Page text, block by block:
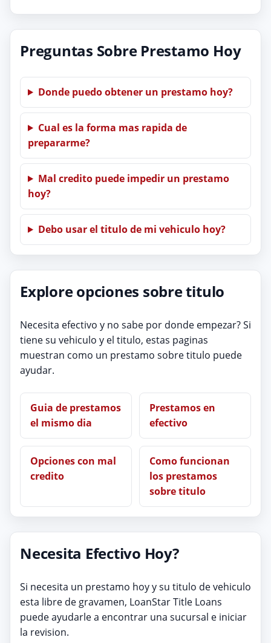
Preguntas Sobre Prestamo Hoy
Donde puedo obtener un prestamo hoy?
Cual es la forma mas rapida de
prepararme?
Mal credito puede impedir un prestamo
hoy?
Debo usar el titulo de mi vehiculo hoy?
Explore opciones sobre titulo
Necesita efectivo y no sabe por donde empezar? Si
tiene su vehiculo y el titulo, estas paginas
muestran como un prestamo sobre titulo puede
ayudar.
Guia de prestamos
el mismo dia
Prestamos en
efectivo
Opciones con mal
credito
Como funcionan
los prestamos
sobre titulo
Necesita Efectivo Hoy?
Si necesita un prestamo hoy y su titulo de vehiculo
esta libre de gravamen, LoanStar Title Loans
puede ayudarle a encontrar una sucursal e iniciar
la revision.